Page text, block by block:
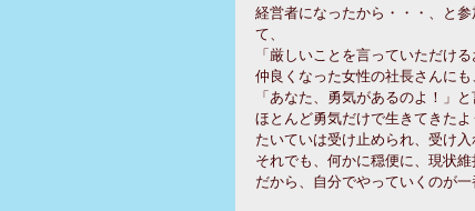
経営者になったから・・・、と
て、
「厳しいことを言っていただけ
仲良くなった女性の社長さんにも
「あなた、勇気があるのよ！」と
ほとんど勇気だけで生きてきたよ
たいていは受け止められ、受け入
それでも、何かに穏便に、現状
だから、自分でやっていくのが